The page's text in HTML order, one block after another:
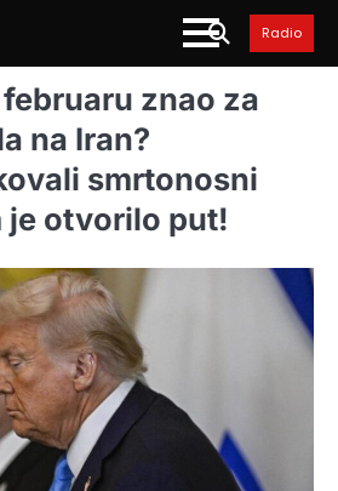
Radio
znao za
na Iran?
smrtonosni
je otvorilo put!